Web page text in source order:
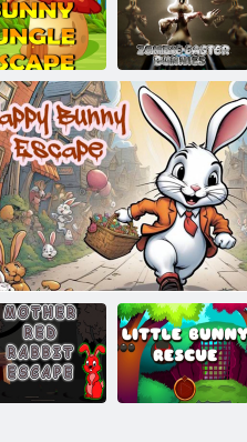
Útěk z bílého nadýchaného zajíce
Králičí skoky Farm Banny
Velikonoční
králík unikne z
džungle
Velikonoční
králíci-Zombie